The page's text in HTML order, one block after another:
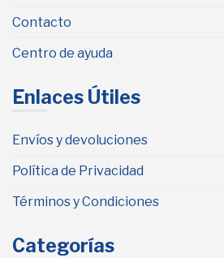
Contacto
Centro de ayuda
Enlaces Útiles
Envíos y devoluciones
Política de Privacidad
Términos y Condiciones
Categorías